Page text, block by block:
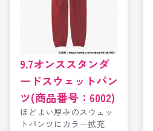
9.7オンススタンダ
ードスウェットパン
ツ(商品番号：6002)
ほどよい厚みのスウェッ
トパンツにカラー拡充